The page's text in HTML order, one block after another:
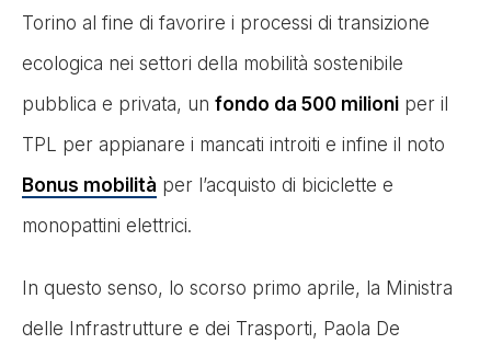
Torino al fine di favorire i processi di transizione
ecologica nei settori della mobilità sostenibile
pubblica e privata, un fondo da 500 milioni per il
TPL per appianare i mancati introiti e infine il noto
Bonus mobilità per l’acquisto di biciclette e
monopattini elettrici.
In questo senso, lo scorso primo aprile, la Ministra
delle Infrastrutture e dei Trasporti, Paola De